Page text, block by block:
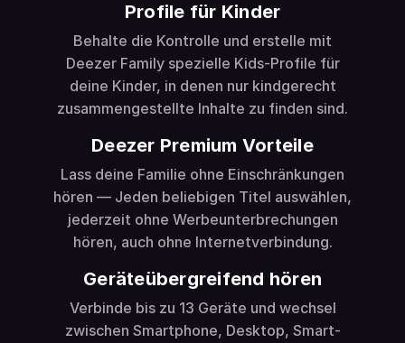
Profile für Kinder
Behalte die Kontrolle und erstelle mit
Deezer Family spezielle Kids-Profile für
deine Kinder, in denen nur kindgerecht
zusammengestellte Inhalte zu finden sind.
Deezer Premium Vorteile
Lass deine Familie ohne Einschränkungen
hören — Jeden beliebigen Titel auswählen,
jederzeit ohne Werbeunterbrechungen
hören, auch ohne Internetverbindung.
Geräteübergreifend hören
Verbinde bis zu 13 Geräte und wechsel
zwischen Smartphone, Desktop, Smart-